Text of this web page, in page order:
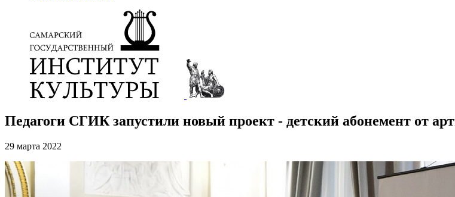
Педагоги СГИК запустили новый проект - детский абонемент от
29 марта 2022